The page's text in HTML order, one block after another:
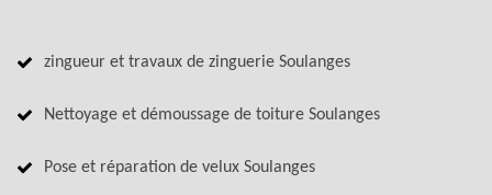
zingueur et travaux de zinguerie Soulanges
Nettoyage et démoussage de toiture Soulanges
Pose et réparation de velux Soulanges